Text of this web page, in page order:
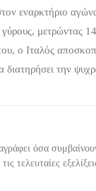
εναρκτήριο
μετρώντας
Ιταλός
την
όσα
τελευταίες